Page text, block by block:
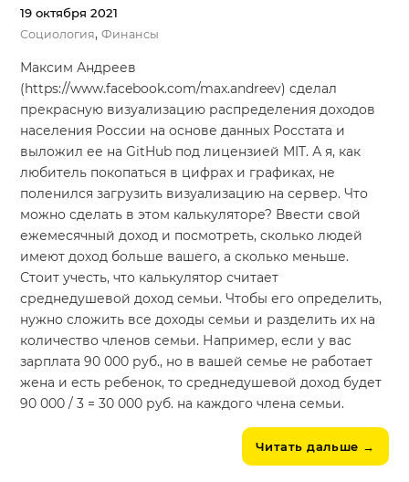
19 октября 2021
Социология,Финансы
Максим Андреев
(https://www.facebook.com/max.andreev) cделал
прекрасную визуализацию распределения доходов
населения России на основе данных Росстата и
выложил ее на GitHub под лицензией MIT. А я, как
любитель покопаться в цифрах и графиках, не
поленился загрузить визуализацию на сервер. Что
можно сделать в этом калькуляторе? Ввести свой
ежемесячный доход и посмотреть, сколько людей
имеют доход больше вашего, а сколько меньше.
Стоит учесть, что калькулятор считает
среднедушевой доход семьи. Чтобы его определить,
нужно сложить все доходы семьи и разделить их на
количество членов семьи. Например, если у вас
зарплата 90 000 руб., но в вашей семье не работает
жена и есть ребенок, то среднедушевой доход будет
90 000 / 3 = 30 000 руб. на каждого члена семьи.
Читать дальше →